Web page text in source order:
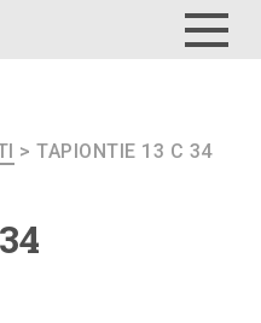
> TAPIONTIE 13 C 34